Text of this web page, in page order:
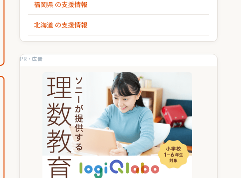
福岡県 の支援情報
北海道 の支援情報
PR・広告